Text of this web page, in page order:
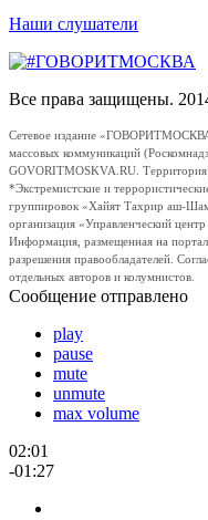
Наши слушатели
Все права защищены.
Сетевое издание
массовых коммуникаций
GOVORITMOSKVA.RU. Территория
*Экстремистские и
группировок «Хайят Тахрир аш-
организация «Управленческий
Информация, размещенная на
разрешения правообладателей.
отдельных авторов и колумнистов.
Сообщение отправлено
play
pause
mute
unmute
max volume
02:01
-01:27